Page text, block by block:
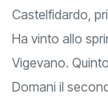
Castelfidardo,
Ha vinto allo
Vigevano.
Domani il